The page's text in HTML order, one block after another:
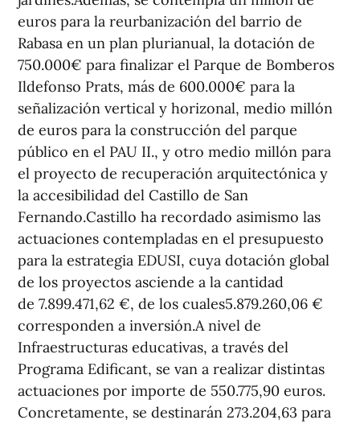
euros para la reurbanización del barrio de
Rabasa en un plan plurianual, la dotación de
750.000€ para finalizar el Parque de Bomberos
Ildefonso Prats, más de 600.000€ para la
señalización vertical y horizonal, medio millón
de euros para la construcción del parque
público en el PAU II., y otro medio millón para
el proyecto de recuperación arquitectónica y
la accesibilidad del Castillo de San
Fernando.Castillo ha recordado asimismo las
actuaciones contempladas en el presupuesto
para la estrategia EDUSI, cuya dotación global
de los proyectos asciende a la cantidad
de 7.899.471,62 €, de los cuales5.879.260,06 €
corresponden a inversión.A nivel de
Infraestructuras educativas, a través del
Programa Edificant, se van a realizar distintas
actuaciones por importe de 550.775,90 euros.
Concretamente, se destinarán 273.204,63 para